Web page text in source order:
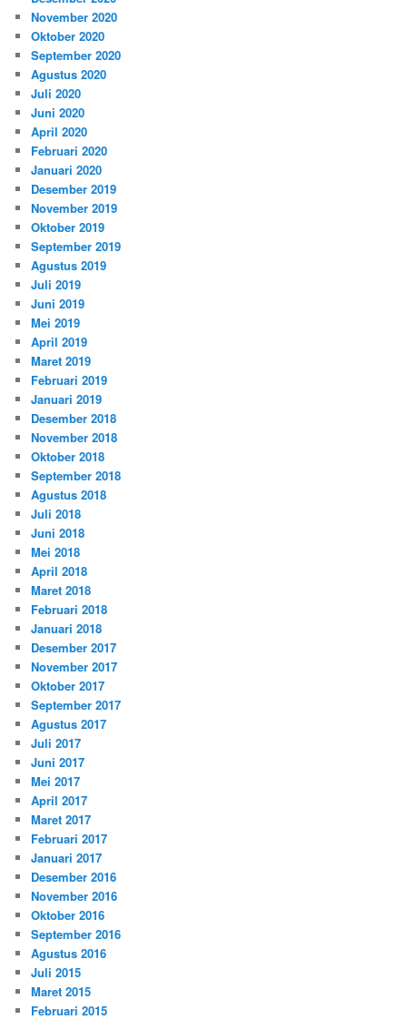
November 2020
Oktober 2020
September 2020
Agustus 2020
Juli 2020
Juni 2020
April 2020
Februari 2020
Januari 2020
Desember 2019
November 2019
Oktober 2019
September 2019
Agustus 2019
Juli 2019
Juni 2019
Mei 2019
April 2019
Maret 2019
Februari 2019
Januari 2019
Desember 2018
November 2018
Oktober 2018
September 2018
Agustus 2018
Juli 2018
Juni 2018
Mei 2018
April 2018
Maret 2018
Februari 2018
Januari 2018
Desember 2017
November 2017
Oktober 2017
September 2017
Agustus 2017
Juli 2017
Juni 2017
Mei 2017
April 2017
Maret 2017
Februari 2017
Januari 2017
Desember 2016
November 2016
Oktober 2016
September 2016
Agustus 2016
Juli 2015
Maret 2015
Februari 2015